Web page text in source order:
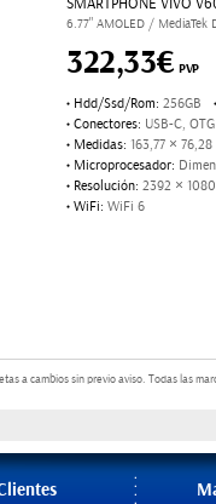
SMARTPHONE VIVO
6.77" AMOLED / MediaTek
322,33€PVP
● Hdd/Ssd/Rom: 256GB ●
● Conectores: USB-C, OTG
● Medidas: 163,77 ×
● Microprocesador:
● Resolución: 2392 × 1080
● WiFi: WiFi 6
a cambios sin previo aviso. Todas las